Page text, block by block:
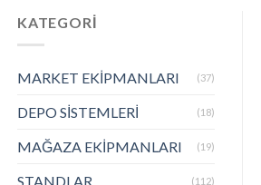
KATEGORİ
MARKET EKİPMANLARI (37)
DEPO SİSTEMLERİ (18)
MAĞAZA EKİPMANLARI (19)
STANDLAR (112)